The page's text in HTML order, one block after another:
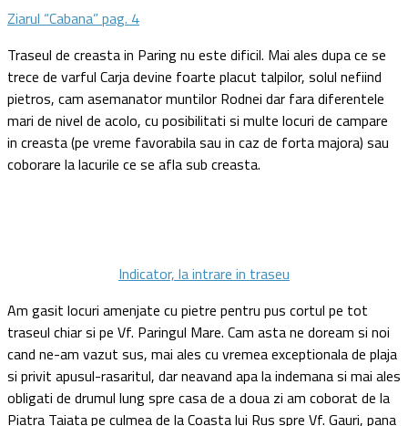
Ziarul “Cabana” pag. 4
Traseul de creasta in Paring nu este dificil. Mai ales dupa ce se
trece de varful Carja devine foarte placut talpilor, solul nefiind
pietros, cam asemanator muntilor Rodnei dar fara diferentele
mari de nivel de acolo, cu posibilitati si multe locuri de campare
in creasta (pe vreme favorabila sau in caz de forta majora) sau
coborare la lacurile ce se afla sub creasta.
Indicator, la intrare in traseu
Am gasit locuri amenjate cu pietre pentru pus cortul pe tot
traseul chiar si pe Vf. Paringul Mare. Cam asta ne doream si noi
cand ne-am vazut sus, mai ales cu vremea exceptionala de plaja
si privit apusul-rasaritul, dar neavand apa la indemana si mai ales
obligati de drumul lung spre casa de a doua zi am coborat de la
Piatra Taiata pe culmea de la Coasta lui Rus spre Vf. Gauri, pana